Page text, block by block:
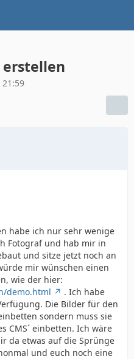
habe ich nur sehr wenige
Fotograf und hab mir in
und sitze jetzt noch an
mir wünschen einen
wie der hier:
demo.html
. Ich habe
Die Bilder für den
sondern muss sie
CMS´ einbetten. Ich wäre
da etwas auf die Sprünge
und euch noch eine